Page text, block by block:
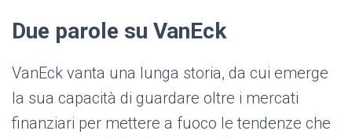
Due parole su VanEck
VanEck vanta una lunga storia, da cui emerge
la sua capacità di guardare oltre i mercati
finanziari per mettere a fuoco le tendenze che